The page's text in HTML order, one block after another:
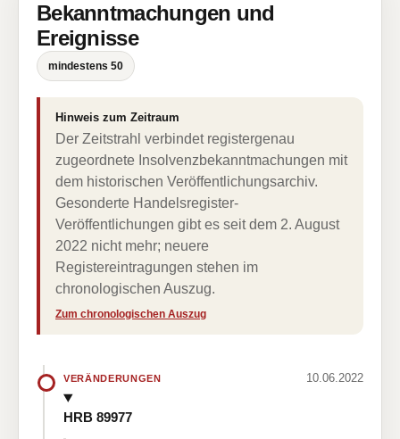
Bekanntmachungen und
Ereignisse
mindestens 50
Hinweis zum Zeitraum
Der Zeitstrahl verbindet registergenau
zugeordnete Insolvenzbekanntmachungen mit
dem historischen Veröffentlichungsarchiv.
Gesonderte Handelsregister-
Veröffentlichungen gibt es seit dem 2. August
2022 nicht mehr; neuere
Registereintragungen stehen im
chronologischen Auszug.
Zum chronologischen Auszug
VERÄNDERUNGEN 10.06.2022
HRB 89977